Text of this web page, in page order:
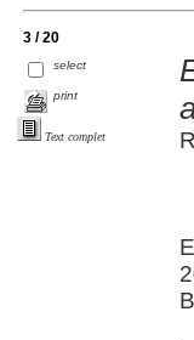
3 / 20
select
print
Text complet